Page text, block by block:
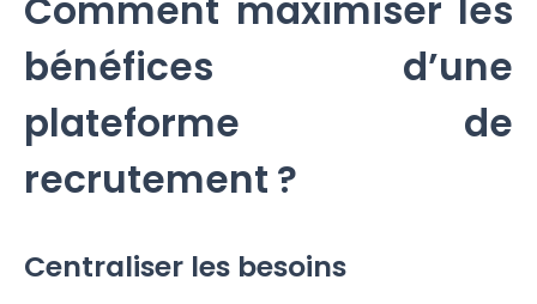
Comment maximiser les
bénéfices d’une
plateforme de
recrutement ?
Centraliser les besoins